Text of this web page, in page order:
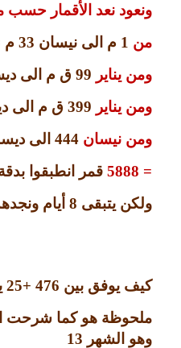
ونعود نعد الأقمار حسب
من 1 م الى نيسان 33 م
ومن يناير 99 ق م الى
ومن يناير 399 ق م الى
ومن نيسان 444 الى
= 5888
قمر انطبقوا
ولكن يتبقى 8 أيام
كيف يوفق بين 476 +25
ملحوظة هو كما شرحت
وهو الشهر 13